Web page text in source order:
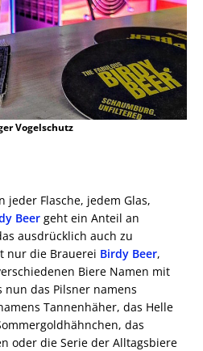
Vogelschutz
jeder Flasche, jedem Glas,
Beer geht ein Anteil an
ausdrücklich auch zu
nur die Brauerei Birdy Beer,
Biere Namen mit
nun das Pilsner namens
Tannenhäher, das Helle
das
oder die Serie der Alltagsbiere